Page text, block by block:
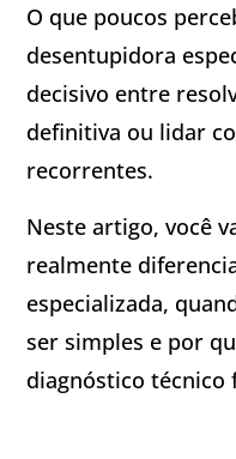
O que poucos
desentupidora
decisivo entre
definitiva ou lidar
recorrentes.
Neste artigo, você
realmente
especializada,
ser simples e por
diagnóstico técnico